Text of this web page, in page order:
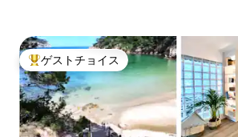
大好評のゲストチョイスです。
ゲストチョイス